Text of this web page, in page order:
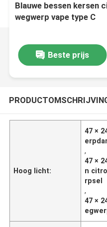
Blauwe bessen kersen
wegwerp vape type C
Beste prijs
Hoog licht:
47 ×
,
47 ×
n
rpsel
,
47 ×